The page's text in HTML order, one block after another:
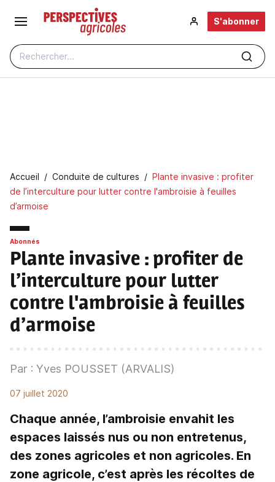
Aller au contenu principal
Rechercher...
S'abonner
Fil d'Ariane
Accueil Conduite de cultures
Plante invasive : profiter
de l’interculture pour lutter contre l'ambroisie à feuilles
d’armoise
Abonnés
Plante invasive : profiter de
l’interculture pour lutter
contre l'ambroisie à feuilles
d’armoise
Par : Yves POUSSET (ARVALIS)
07 juillet 2020
Chaque année, l’ambroisie envahit les
espaces laissés nus ou non entretenus,
des zones agricoles et non agricoles. En
zone agricole, c’est après les récoltes de